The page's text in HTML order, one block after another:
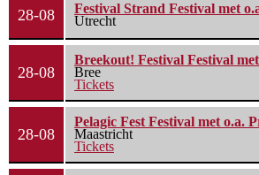
28-08
Festival Strand Festival met
Utrecht
28-08
Breekout! Festival Festival
Bree
Tickets
28-08
Pelagic Fest Festival met o.a.
Maastricht
Tickets